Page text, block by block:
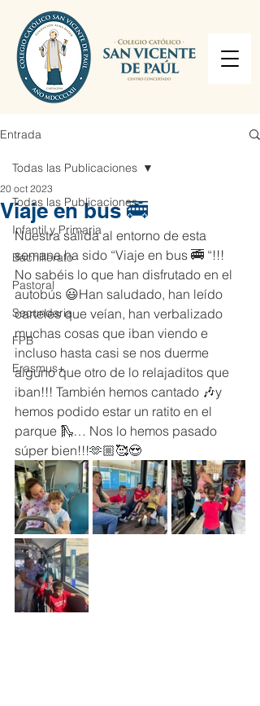
Entrada
Todas las Publicaciones
Infantil y Primaria
Bachillerato
Pastoral
Secundaria
FPB
Erasmus+
Todas las Publicaciones
Viaje en bus 🚎
20 oct 2023
Nuestra salida al entorno de esta
semana ha sido “Viaje en bus 🚎 “!!!
No sabéis lo que han disfrutado en el
autobús 😃Han saludado, han leído
carteles que veían, han verbalizado
muchas cosas que iban viendo e
incluso hasta casi se nos duerme
alguno que otro de lo relajaditos que
iban!!! También hemos cantado 🎶y
hemos podido estar un ratito en el
parque 🛝… Nos lo hemos pasado
súper bien!!!🫶🏼🥰😍